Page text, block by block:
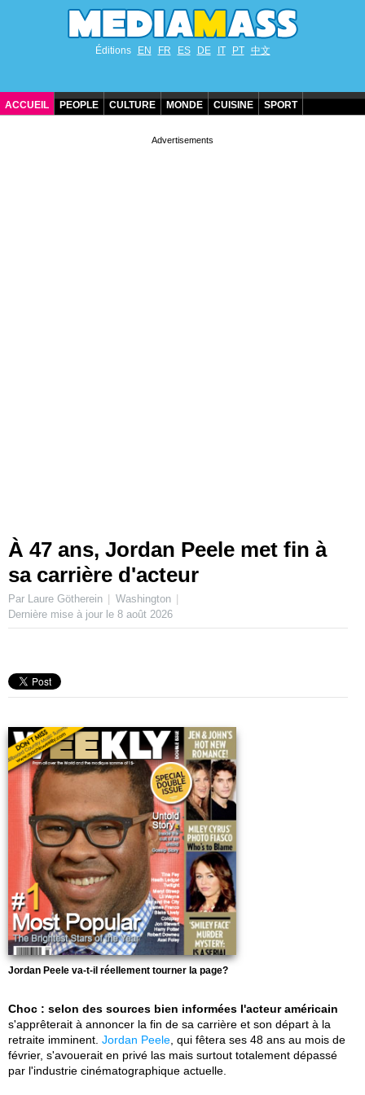
Éditions EN FR ES DE IT PT 中文
ACCUEIL PEOPLE CULTURE MONDE CUISINE SPORT
À 47 ans, Jordan Peele met fin à
sa carrière d'acteur
Par Laure Götherein
Washington
Dernière mise à jour le 8 août 2026
Jordan Peele va-t-il réellement tourner la page?
Choc : selon des sources bien informées l'acteur américain
s'apprêterait à annoncer la fin de sa carrière et son départ à la
retraite imminent. Jordan Peele , qui fêtera ses 48 ans au mois de
février, s'avouerait en privé las mais surtout totalement dépassé
par l'industrie cinématographique actuelle.